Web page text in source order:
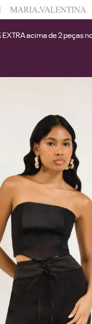
acima de 2 peças